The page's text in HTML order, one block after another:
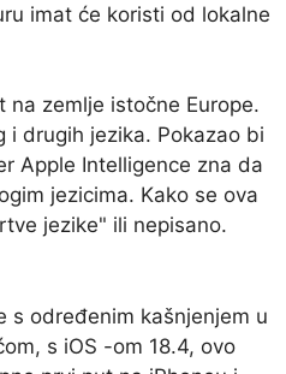
imat će koristi od lokalne
zemlje istočne Europe.
i drugih jezika. Pokazao bi
Apple Intelligence zna da
jezicima. Kako se ova
jezike" ili nepisano.
s određenim kašnjenjem u
s iOS -om 18.4, ovo